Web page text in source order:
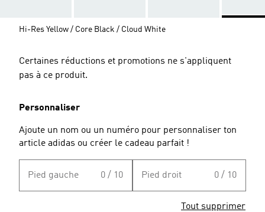
Hi-Res Yellow / Core Black / Cloud White
Certaines réductions et promotions ne s'appliquent
pas à ce produit.
Personnaliser
Ajoute un nom ou un numéro pour personnaliser ton
article adidas ou créer le cadeau parfait !
Pied gauche 0 / 10 Pied droit 0 / 10
Tout supprimer